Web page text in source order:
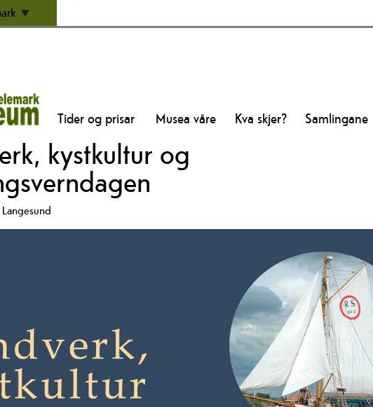
Tider og prisar Musea våre Kva skjer? Samlingane
kystkultur og
Langesund